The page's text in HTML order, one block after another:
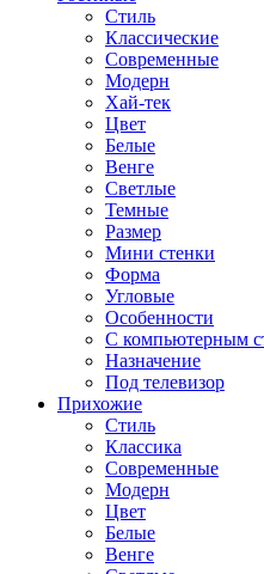
Стиль
Классические
Современные
Модерн
Хай-тек
Цвет
Белые
Венге
Светлые
Темные
Размер
Мини стенки
Форма
Угловые
Особенности
С компьютерным
Назначение
Под телевизор
Прихожие
Стиль
Классика
Современные
Модерн
Цвет
Белые
Венге